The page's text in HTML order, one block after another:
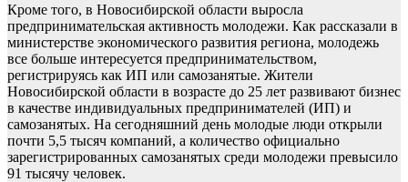
Кроме того, в Новосибирской области выросла
предпринимательская активность молодежи. Как рассказали в
министерстве экономического развития региона, молодежь
все больше интересуется предпринимательством,
регистрируясь как ИП или самозанятые. Жители
Новосибирской области в возрасте до 25 лет развивают бизнес
в качестве индивидуальных предпринимателей (ИП) и
самозанятых. На сегодняшний день молодые люди открыли
почти 5,5 тысяч компаний, а количество официально
зарегистрированных самозанятых среди молодежи превысило
91 тысячу человек.